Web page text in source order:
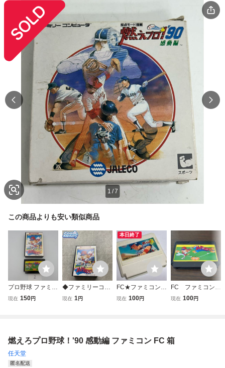
1 /7
この商品よりも安い類似商品
プロ野球 ファミリ
ースタジアム 任
現在 150円
◆ファミリーコン
ピューター/ファミ
現在 1円
本日終了
FC★ファミコン★
燃えろ!!プロ野球'8
現在 100円
FC ファミコン
プロ野球 ファミリ
現在 100円
燃えろプロ野球！'90 感動編 ファミコン FC 箱
任天堂
匿名配送